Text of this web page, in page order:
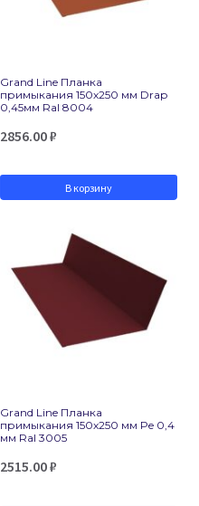
Grand Line Планка
примыкания 150х250 мм Drap
0,45мм Ral 8004
2856.00₽
В корзину
Grand Line Планка
примыкания 150х250 мм Pe 0,4
мм Ral 3005
2515.00₽